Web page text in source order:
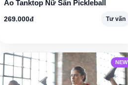
Áo Tanktop Nữ Sân Pickleball
269.000đ Tư vấn
NEW